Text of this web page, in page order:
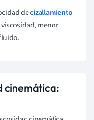
decizallamiento
menor
cinemática: